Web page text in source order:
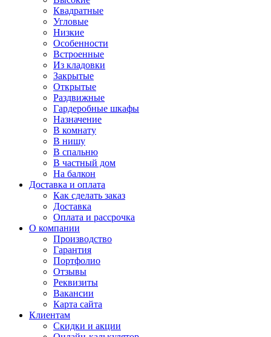
Квадратные
Угловые
Низкие
Особенности
Встроенные
Из кладовки
Закрытые
Открытые
Раздвижные
Гардеробные шкафы
Назначение
В комнату
В нишу
В спальню
В частный дом
На балкон
Доставка и оплата
Как сделать заказ
Доставка
Оплата и рассрочка
О компании
Производство
Гарантия
Портфолио
Отзывы
Реквизиты
Вакансии
Карта сайта
Клиентам
Скидки и акции